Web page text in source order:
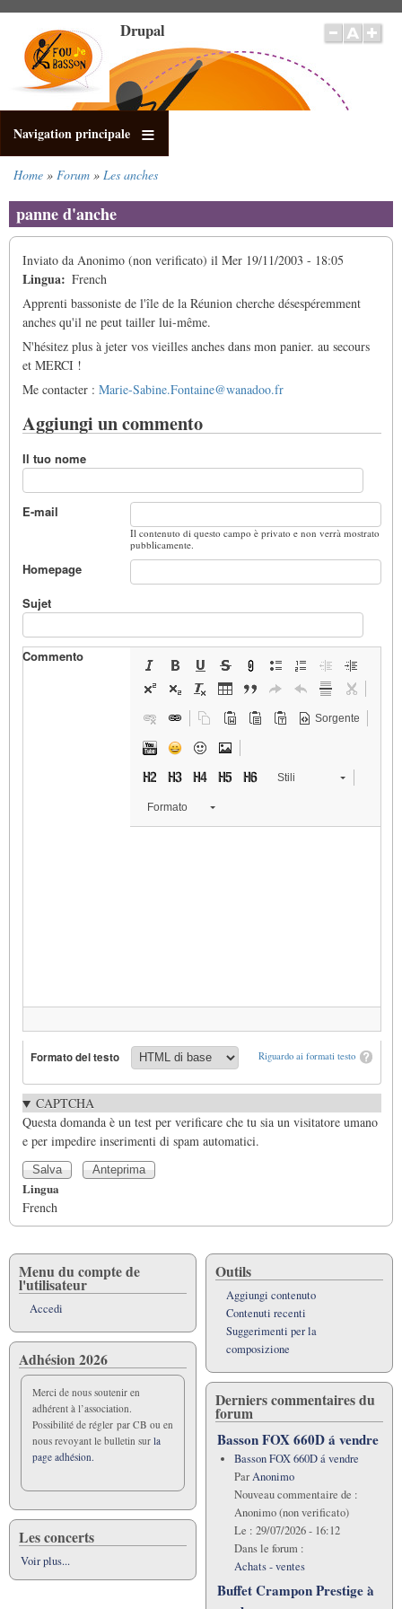
contenuto
principale
Drupal
Navigation principale
di
pane
Home Forum Les anches
panne d'anche
Inviato da Anonimo (non verificato) il Mer 19/11/2003 - 18:05
Lingua
French
Apprenti bassoniste de l'île de la Réunion cherche désespéremment
anches qu'il ne peut tailler lui-même.
N'hésitez plus à jeter vos vieilles anches dans mon panier. au secours
et MERCI !
Me contacter : Marie-Sabine.Fontaine@wanadoo.fr
Aggiungi un commento
Il tuo nome
E-mail
Il contenuto di questo campo è privato e non verrà mostrato
pubblicamente.
Homepage
Sujet
Commento
Sorgente
Stili
Formato
Riguardo ai formati testo
Formato del testo
CAPTCHA
Questa domanda è un test per verificare che tu sia un visitatore umano
e per impedire inserimenti di spam automatici.
Lingua
French
Menu du compte de
l'utilisateur
Accedi
Adhésion 2026
Merci de nous soutenir en
adhérent à l’association.
Possibilité de régler par CB ou en
nous revoyant le bulletin sur la
page adhésion.
Les concerts
Voir plus...
Outils
Aggiungi contenuto
Contenuti recenti
Suggerimenti per la
composizione
Derniers commentaires du
forum
Basson FOX 660D á vendre
Basson FOX 660D á vendre
ParAnonimo
Nouveau commentaire de :
Anonimo (non verificato)
Le : 29/07/2026 - 16:12
Dans le forum :
Achats - ventes
Buffet Crampon Prestige à